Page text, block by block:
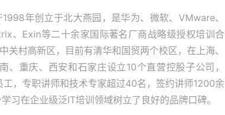
年创立于北大燕园，是华为、微软、VMware、
、Exin等二十余家国际著名厂商战略级授权培训合
关村高新区，目前有清华和国贸两个校区，在上海、
、重庆、西安和石家庄设立10个直营控股子公司，
，专职讲师和技术专家超过40名，签约讲师1200余
习在企业级泛IT培训领域树立了良好的品牌口碑。